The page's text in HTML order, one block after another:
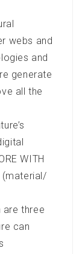
webs and
and
generate
all the
WITH
(material/
are three
can